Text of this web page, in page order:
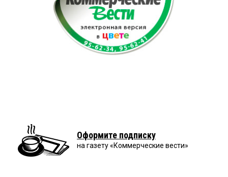
Оформите подписку
на газету «Коммерческие вести»